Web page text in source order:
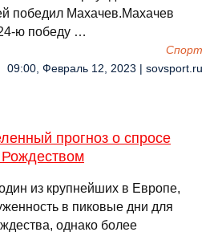
победил Махачев.Махачев
ю победу …
Спорт
09:00, Февраль 12, 2023 | sovsport.ru
прогноз о спросе
Рождеством
из крупнейших в Европе,
в пиковые дни для
однако более